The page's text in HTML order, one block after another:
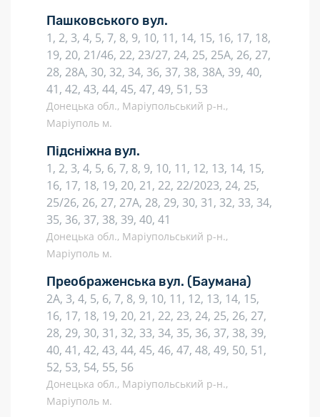
Пашковського вул.
1, 2, 3, 4, 5, 7, 8, 9, 10, 11, 14, 15, 16, 17, 18,
19, 20, 21/46, 22, 23/27, 24, 25, 25А, 26, 27,
28, 28А, 30, 32, 34, 36, 37, 38, 38А, 39, 40,
41, 42, 43, 44, 45, 47, 49, 51, 53
Донецька обл., Маріупольський р-н.,
Маріуполь м.
Підсніжна вул.
1, 2, 3, 4, 5, 6, 7, 8, 9, 10, 11, 12, 13, 14, 15,
16, 17, 18, 19, 20, 21, 22, 22/2023, 24, 25,
25/26, 26, 27, 27А, 28, 29, 30, 31, 32, 33, 34,
35, 36, 37, 38, 39, 40, 41
Донецька обл., Маріупольський р-н.,
Маріуполь м.
Преображенська вул. (Баумана)
2А, 3, 4, 5, 6, 7, 8, 9, 10, 11, 12, 13, 14, 15,
16, 17, 18, 19, 20, 21, 22, 23, 24, 25, 26, 27,
28, 29, 30, 31, 32, 33, 34, 35, 36, 37, 38, 39,
40, 41, 42, 43, 44, 45, 46, 47, 48, 49, 50, 51,
52, 53, 54, 55, 56
Донецька обл., Маріупольський р-н.,
Маріуполь м.